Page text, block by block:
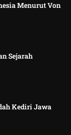
Menurut Von
Sejarah
Kediri Jawa